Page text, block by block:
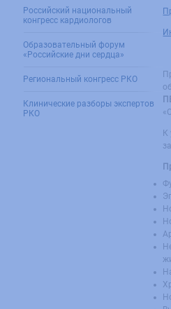
Российский национальный
конгресс кардиологов
Образовательный форум
«Российские дни сердца»
Региональный конгресс РКО
Клинические разборы экспертов
РКО
К